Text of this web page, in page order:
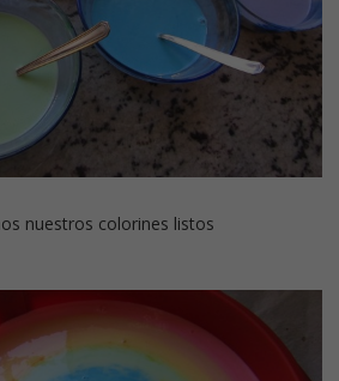
nuestros colorines listos